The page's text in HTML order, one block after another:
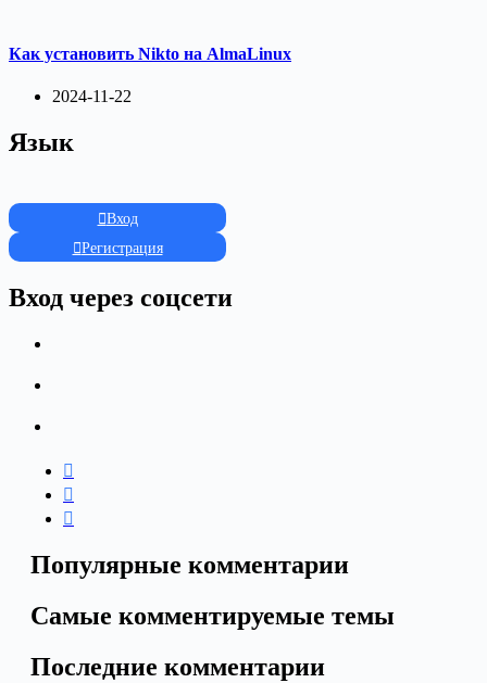
Как установить Nikto на AlmaLinux
2024-11-22
Язык
Вход
Регистрация
Вход через соцсети
Популярные комментарии
Самые комментируемые темы
Последние комментарии